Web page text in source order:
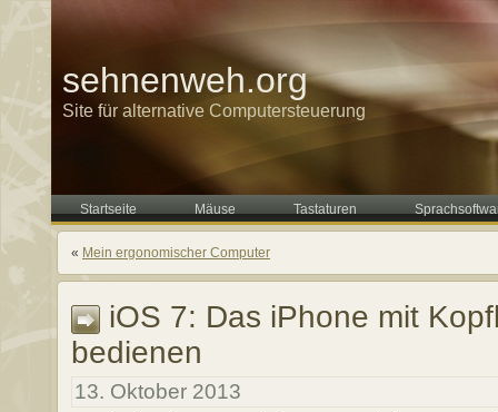
sehnenweh.org
Site für alternative Computersteuerung
Startseite Mäuse Tastaturen
« Mein ergonomischer Computer
iOS 7: Das iPhone mit
bedienen
13. Oktober 2013